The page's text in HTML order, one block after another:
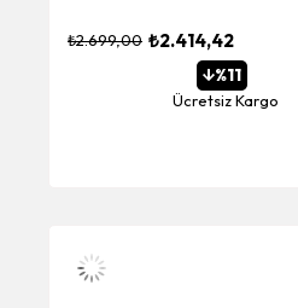
₺2.414,42
₺2.699,00
%11
Ücretsiz Kargo